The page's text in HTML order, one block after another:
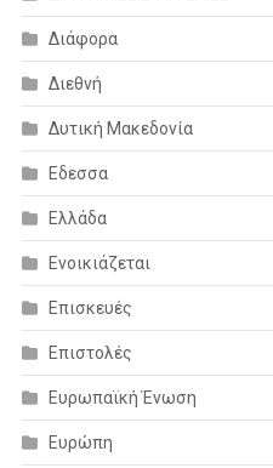
Διάφορα
Διεθνή
Δυτική Μακεδονία
Εδεσσα
Ελλάδα
Ενοικιάζεται
Επισκευές
Επιστολές
Ευρωπαϊκή Ένωση
Ευρώπη